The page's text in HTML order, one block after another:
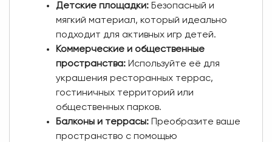
Детские площадки:Безопасный и
мягкий материал, который идеально
подходит для активных игр детей.
Коммерческие и общественные
пространства:Используйте её для
украшения ресторанных террас,
гостиничных территорий или
общественных парков.
Балконы и террасы:Преобразите ваше
пространство с помощью